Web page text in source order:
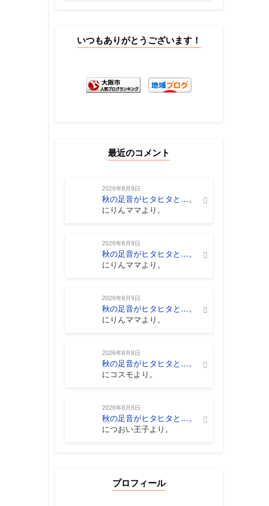
いつもありがとうございます！
最近のコメント
2026年8月9日
秋の足音がヒタヒタと…。
に りんママより。
2026年8月9日
秋の足音がヒタヒタと…。
に りんママより。
2026年8月9日
秋の足音がヒタヒタと…。
に りんママより。
2026年8月8日
秋の足音がヒタヒタと…。
に コスモより。
2026年8月8日
秋の足音がヒタヒタと…。
につおい王子より。
プロフィール